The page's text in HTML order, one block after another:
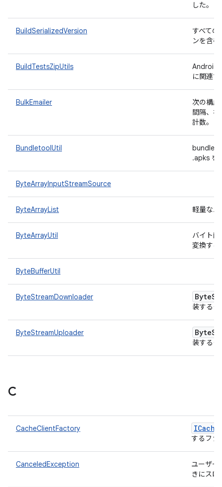
した。
BuildSerializedVersion
すべての
ンを含
BuildTestsZipUtils
Android
に関連
BulkEmailer
次の構成
間隔、
計数。
BundletoolUtil
.apks を
ByteArrayInputStreamSource
ByteArrayList 軽量な
ByteArrayUtil
バイト
変換す
ByteBufferUtil
ByteStreamDownloader Byte
装する
ByteStreamUploader Byte
装する
C
CacheClientFactory ICache
するファ
CanceledException
ユーザー
きにス